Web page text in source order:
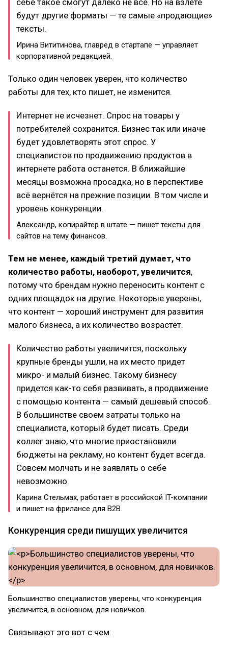
себе такое смогут далеко не все. Но на взлёте
будут другие форматы — те самые «продающие»
тексты.
Ирина Вититинова, главред в стартапе — управляет
корпоративной редакцией.
Только один человек уверен, что количество
работы для тех, кто пишет, не изменится.
Интернет не исчезнет. Спрос на товары у
потребителей сохранится. Бизнес так или иначе
будет удовлетворять этот спрос. У
специалистов по продвижению продуктов в
интернете работа останется. В ближайшие
месяцы возможна просадка, но в перспективе
всё вернётся на прежние позиции. В том числе и
уровень конкуренции.
Александр, копирайтер в штате — пишет тексты для
сайтов на тему финансов.
Тем не менее, каждый третий думает, что
количество работы, наоборот, увеличится,
потому что брендам нужно переносить контент с
одних площадок на другие. Некоторые уверены,
что контент — хороший инструмент для развития
малого бизнеса, а их количество возрастёт.
Количество работы увеличится, поскольку
крупные бренды ушли, на их место придет
микро- и малый бизнес. Такому бизнесу
придется как-то себя развивать, а продвижение
с помощью контента — самый дешевый способ.
В большинстве своем затраты только на
специалиста, который будет писать. Среди
коллег знаю, что многие приостановили
бюджеты на рекламу, но контент будет всегда.
Совсем молчать и не заявлять о себе
невозможно.
Карина Стельмах, работает в российской IT-компании
и пишет на фрилансе для B2B.
Конкуренция среди пишущих увеличится
Большинство специалистов уверены, что конкуренция
увеличится, в основном, для новичков.
Связывают это вот с чем: